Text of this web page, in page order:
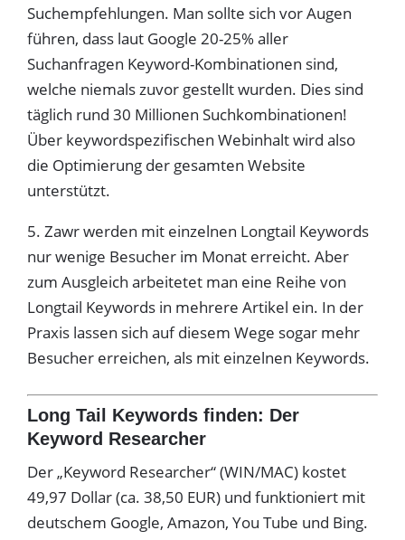
Suchempfehlungen. Man sollte sich vor Augen
führen, dass laut Google 20-25% aller
Suchanfragen Keyword-Kombinationen sind,
welche niemals zuvor gestellt wurden. Dies sind
täglich rund 30 Millionen Suchkombinationen!
Über keywordspezifischen Webinhalt wird also
die Optimierung der gesamten Website
unterstützt.
5. Zawr werden mit einzelnen Longtail Keywords
nur wenige Besucher im Monat erreicht. Aber
zum Ausgleich arbeitetet man eine Reihe von
Longtail Keywords in mehrere Artikel ein. In der
Praxis lassen sich auf diesem Wege sogar mehr
Besucher erreichen, als mit einzelnen Keywords.
Long Tail Keywords finden: Der
Keyword Researcher
Der „Keyword Researcher“ (WIN/MAC) kostet
49,97 Dollar (ca. 38,50 EUR) und funktioniert mit
deutschem Google, Amazon, You Tube und Bing.